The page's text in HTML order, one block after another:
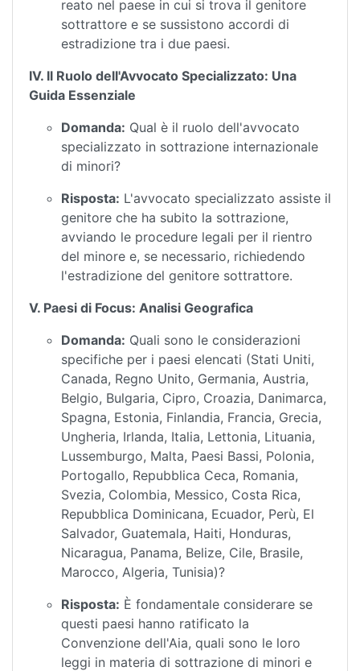
reato nel paese in cui si trova il genitore
sottrattore e se sussistono accordi di
estradizione tra i due paesi.
IV. Il Ruolo dell'Avvocato Specializzato: Una
Guida Essenziale
Domanda: Qual è il ruolo dell'avvocato
specializzato in sottrazione internazionale
di minori?
Risposta: L'avvocato specializzato assiste il
genitore che ha subito la sottrazione,
avviando le procedure legali per il rientro
del minore e, se necessario, richiedendo
l'estradizione del genitore sottrattore.
V. Paesi di Focus: Analisi Geografica
Domanda: Quali sono le considerazioni
specifiche per i paesi elencati (Stati Uniti,
Canada, Regno Unito, Germania, Austria,
Belgio, Bulgaria, Cipro, Croazia, Danimarca,
Spagna, Estonia, Finlandia, Francia, Grecia,
Ungheria, Irlanda, Italia, Lettonia, Lituania,
Lussemburgo, Malta, Paesi Bassi, Polonia,
Portogallo, Repubblica Ceca, Romania,
Svezia, Colombia, Messico, Costa Rica,
Repubblica Dominicana, Ecuador, Perù, El
Salvador, Guatemala, Haiti, Honduras,
Nicaragua, Panama, Belize, Cile, Brasile,
Marocco, Algeria, Tunisia)?
Risposta: È fondamentale considerare se
questi paesi hanno ratificato la
Convenzione dell'Aia, quali sono le loro
leggi in materia di sottrazione di minori e